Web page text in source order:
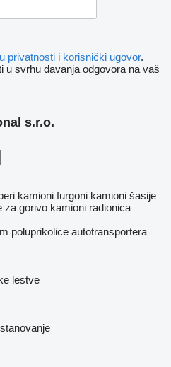
privatnosti i korisnički ugovor.
​​u svrhu davanja odgovora na vaš
s.r.o.
kamioni furgoni kamioni šasije
za gorivo kamioni radionica
poluprikolice autotransportera
lestve